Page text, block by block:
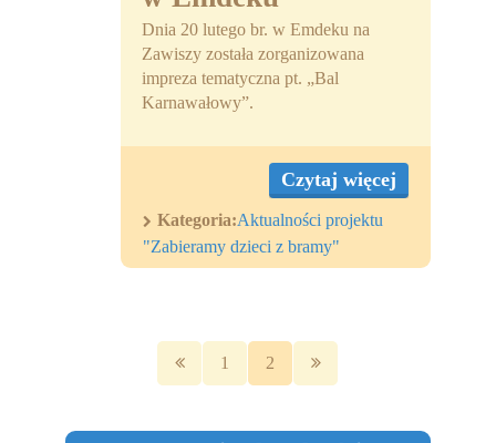
Dnia 20 lutego br. w Emdeku na
Zawiszy została zorganizowana
impreza tematyczna pt. „Bal
Karnawałowy”.
Czytaj więcej
Kategoria:Aktualności projektu
"Zabieramy dzieci z bramy"
1 2